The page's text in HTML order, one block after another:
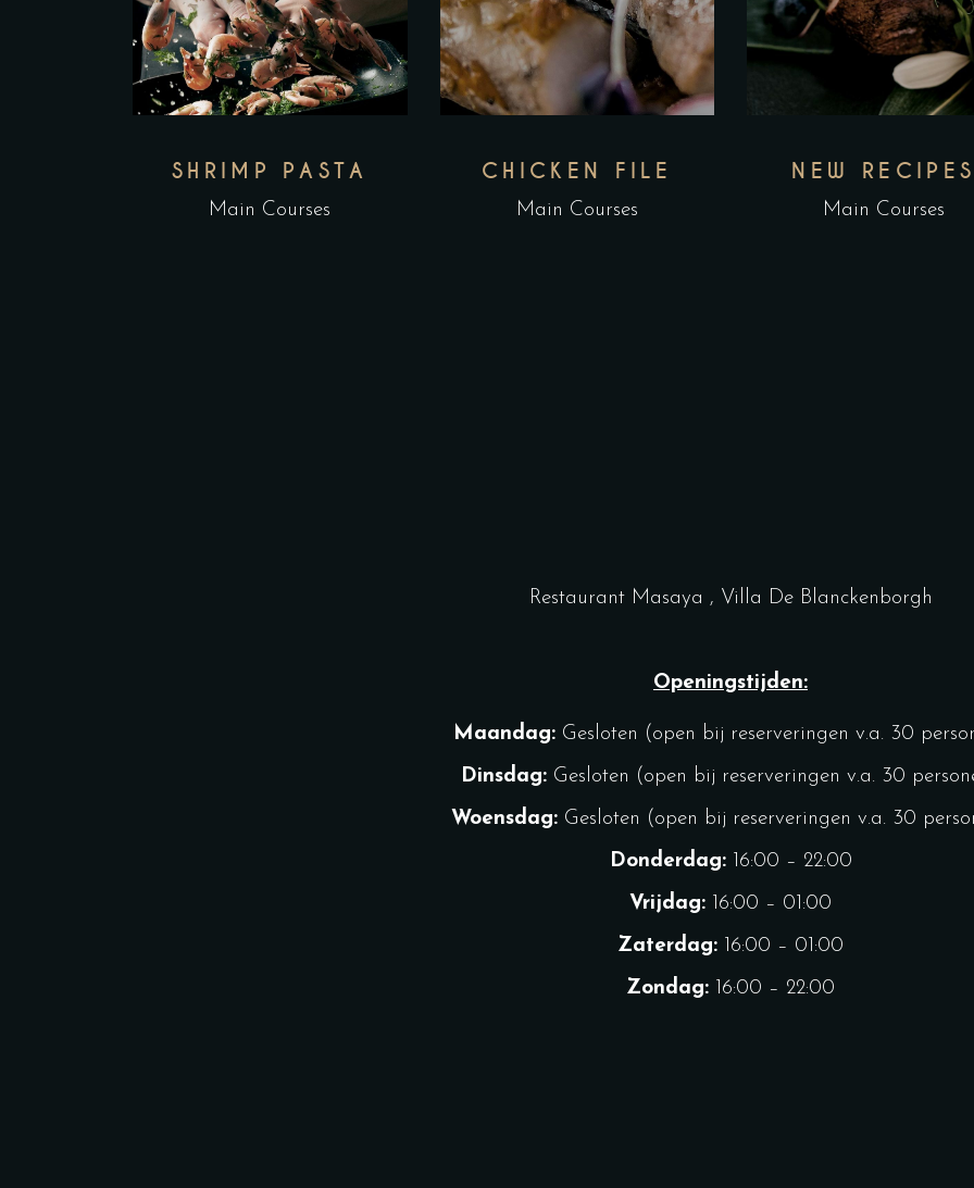
SHRIMP PASTA
Main Courses
CHICKEN FILE
Main Courses
NEW
Main Courses
Restaurant Masaya , Villa De Blanckenborgh
Openingstijden:
Maandag:Gesloten (open bij reserveringen v.a. 30
Dinsdag: Gesloten (open bij reserveringen v.a. 30
Woensdag:Gesloten (open bij reserveringen v.a. 30
Donderdag:16:00 – 22:00
Vrijdag: 16:00 – 01:00
Zaterdag: 16:00 – 01:00
Zondag: 16:00 – 22:00